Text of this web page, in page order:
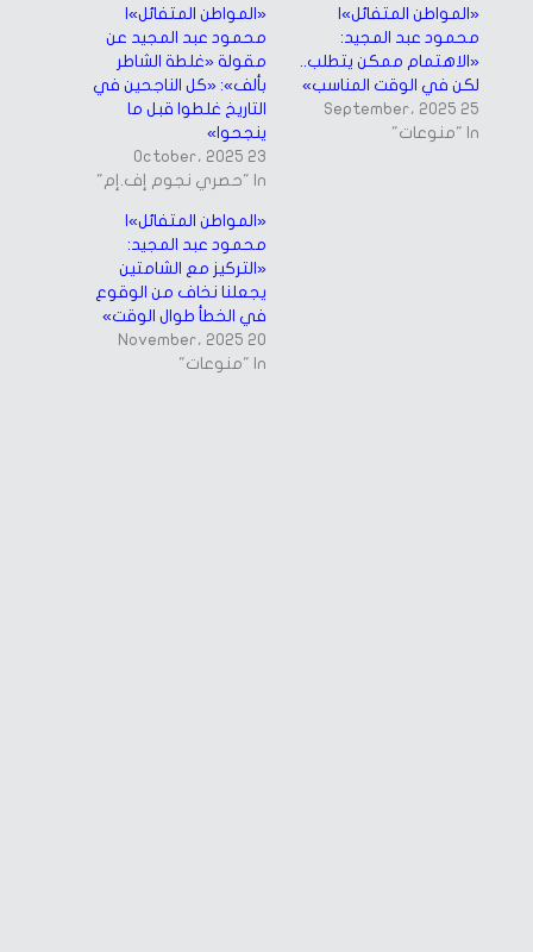
window)
window)
«المواطن المتفائل»|
محمود عبد المجيد عن
مقولة «غلطة الشاطر
بألف»: «كل الناجحين في
التاريخ غلطوا قبل ما
ينجحوا»
23 October، 2025
In "حصري نجوم إف.إم"
«المواطن المتفائل»|
محمود عبد المجيد:
«الاهتمام ممكن يتطلب..
لكن في الوقت المناسب»
25 September، 2025
In "منوعات"
«المواطن المتفائل»|
محمود عبد المجيد:
«التركيز مع الشامتين
يجعلنا نخاف من الوقوع
في الخطأ طوال الوقت»
20 November، 2025
In "منوعات"